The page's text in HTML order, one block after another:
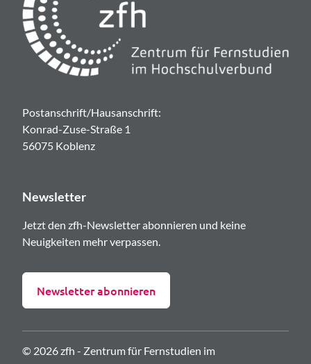
Postanschrift/Hausanschrift:
Konrad-Zuse-Straße 1
56075 Koblenz
Newsletter
Jetzt den zfh-Newsletter abonnieren und keine
Neuigkeiten mehr verpassen.
Newsletter abonnieren
© 2026 zfh - Zentrum für Fernstudien im